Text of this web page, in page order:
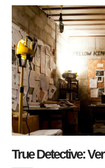
True Detective: